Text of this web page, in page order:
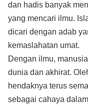
dan hadis banyak
yang mencari ilmu.
dicari dengan adab
kemaslahatan umat.
Dengan ilmu,
dunia dan akhirat.
hendaknya terus
sebagai cahaya